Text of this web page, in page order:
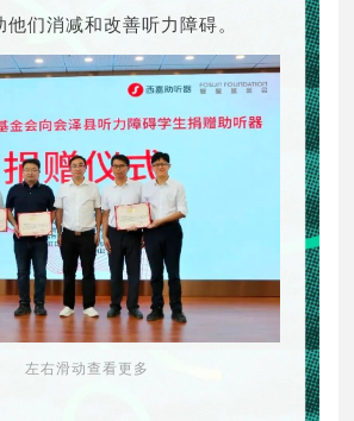
他们消减和改善听力障碍。
左右滑动查看更多